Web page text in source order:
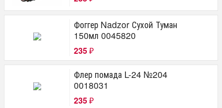
Фоггер Nadzor Сухой Туман
150мл 0045820
235 ₽
Флер помада L-24 №204
0018031
235 ₽